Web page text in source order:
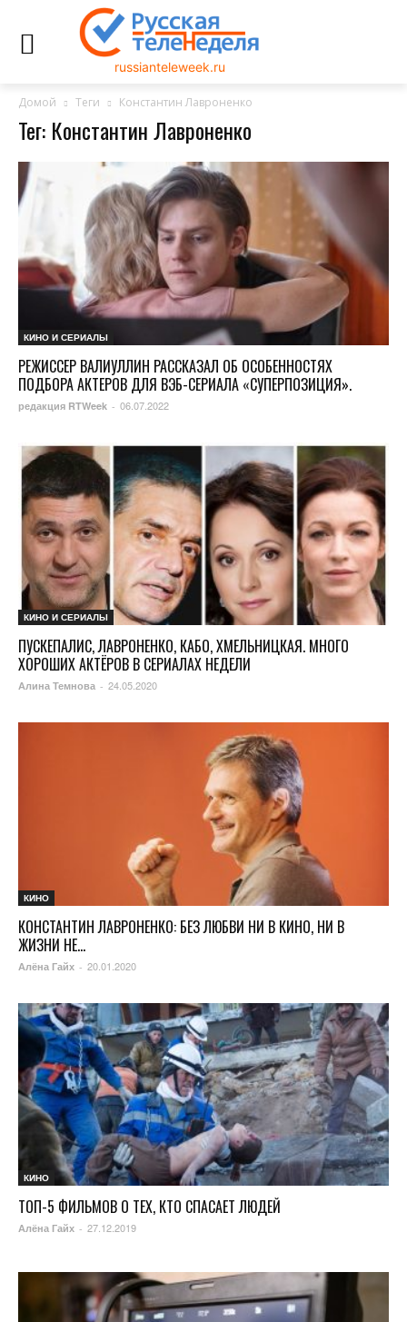
russianteleweek.ru
Домой Теги Константин Лавроненко
Тег: Константин Лавроненко
КИНО И СЕРИАЛЫ
РЕЖИССЕР ВАЛИУЛЛИН РАССКАЗАЛ ОБ ОСОБЕННОСТЯХ
ПОДБОРА АКТЕРОВ ДЛЯ ВЭБ-СЕРИАЛА «СУПЕРПОЗИЦИЯ».
редакция RTWeek - 06.07.2022
КИНО И СЕРИАЛЫ
ПУСКЕПАЛИС, ЛАВРОНЕНКО, КАБО, ХМЕЛЬНИЦКАЯ. МНОГО
ХОРОШИХ АКТЁРОВ В СЕРИАЛАХ НЕДЕЛИ
Алина Темнова - 24.05.2020
КИНО
КОНСТАНТИН ЛАВРОНЕНКО: БЕЗ ЛЮБВИ НИ В КИНО, НИ В
ЖИЗНИ НЕ...
Алёна Гайх - 20.01.2020
КИНО
ТОП-5 ФИЛЬМОВ О ТЕХ, КТО СПАСАЕТ ЛЮДЕЙ
Алёна Гайх - 27.12.2019